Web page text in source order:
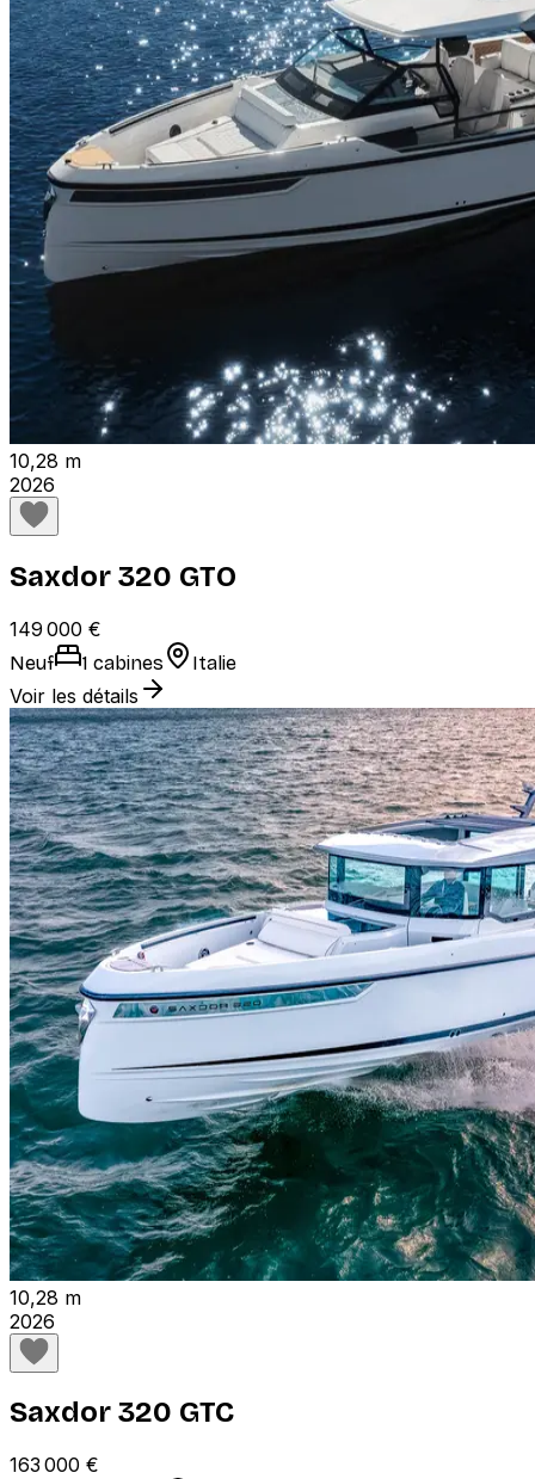
10,28 m
2026
Saxdor 320 GTO
149 000 €
Neuf 1 cabines Italie
Voir les détails
10,28 m
2026
Saxdor 320 GTC
163 000 €